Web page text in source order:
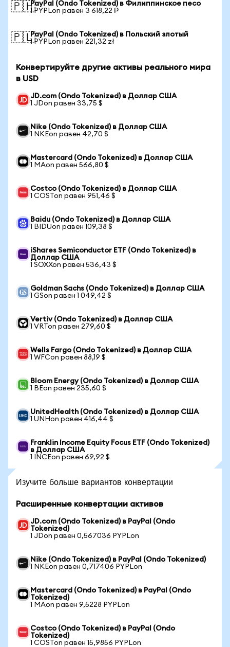
🇵🇭PayPal (Ondo Tokenized) в Филиппинское песо
1 PYPLon равен 3 618,22 ₱
🇵🇱PayPal (Ondo Tokenized) в Польский злотый
1 PYPLon равен 221,32 zł
Конвертируйте другие активы реального мира
в USD
JD.com (Ondo Tokenized) в Доллар США
1 JDon равен 33,75 $
Nike (Ondo Tokenized) в Доллар США
1 NKEon равен 42,70 $
Mastercard (Ondo Tokenized) в Доллар США
1 MAon равен 566,80 $
Costco (Ondo Tokenized) в Доллар США
1 COSTon равен 951,46 $
Baidu (Ondo Tokenized) в Доллар США
1 BIDUon равен 109,38 $
iShares Semiconductor ETF (Ondo Tokenized) в
Доллар США
1 SOXXon равен 536,43 $
Goldman Sachs (Ondo Tokenized) в Доллар США
1 GSon равен 1 049,42 $
Vertiv (Ondo Tokenized) в Доллар США
1 VRTon равен 279,60 $
Wells Fargo (Ondo Tokenized) в Доллар США
1 WFCon равен 88,19 $
Bloom Energy (Ondo Tokenized) в Доллар США
1 BEon равен 235,60 $
UnitedHealth (Ondo Tokenized) в Доллар США
1 UNHon равен 416,44 $
Franklin Income Equity Focus ETF (Ondo Tokenized)
в Доллар США
1 INCEon равен 69,92 $
Изучите больше вариантов конвертации
Расширенные конвертации активов
JD.com (Ondo Tokenized) в PayPal (Ondo
Tokenized)
1 JDon равен 0,567036 PYPLon
Nike (Ondo Tokenized) в PayPal (Ondo Tokenized)
1 NKEon равен 0,717406 PYPLon
Mastercard (Ondo Tokenized) в PayPal (Ondo
Tokenized)
1 MAon равен 9,5228 PYPLon
Costco (Ondo Tokenized) в PayPal (Ondo
Tokenized)
1 COSTon равен 15,9856 PYPLon